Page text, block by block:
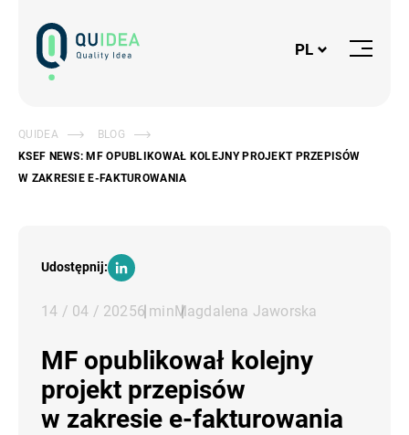
Logo
PL
Otwórz
QUIDEA
BLOG
KSEF NEWS: MF OPUBLIKOWAŁ KOLEJNY PROJEKT PRZEPISÓW
W ZAKRESIE E-FAKTUROWANIA
Udostępnij:
14 / 04 / 20256 minMagdalena Jaworska
MF opublikował kolejny
projekt przepisów
w zakresie e-fakturowania